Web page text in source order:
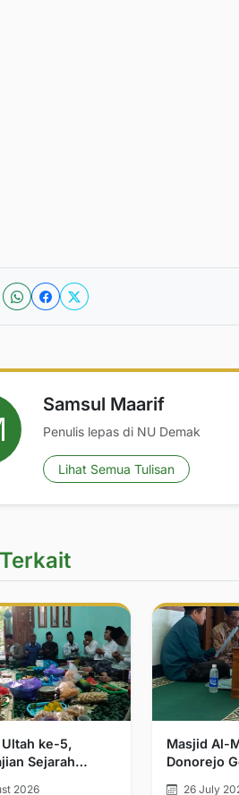
Samsul Maarif
Penulis lepas di NU Demak
Lihat Semua Tulisan
ke-5,
Sejarah
2026
Masjid Al-
Donorejo
26 July